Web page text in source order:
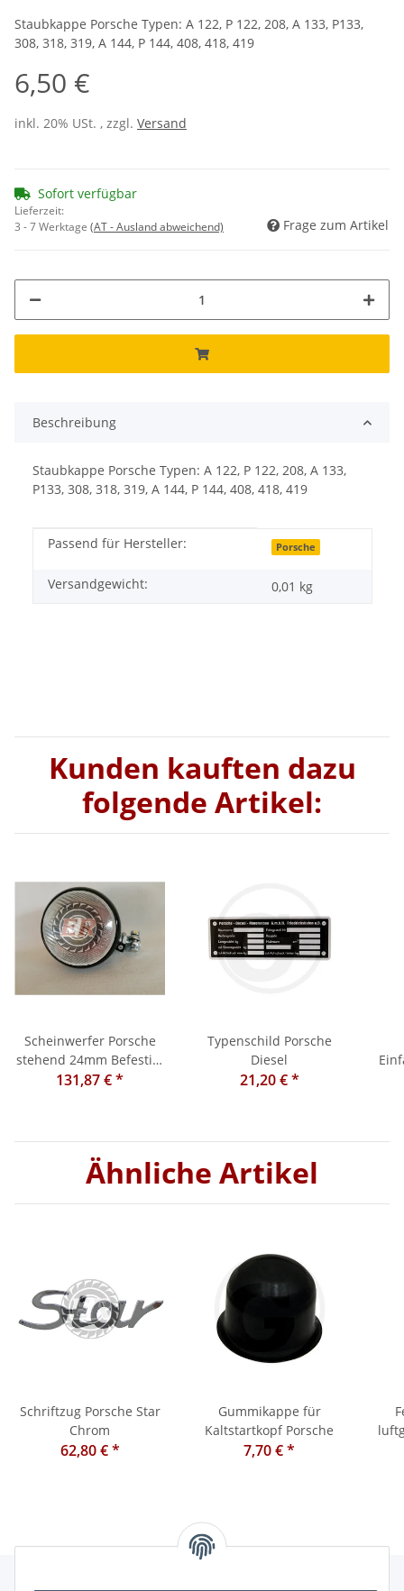
Staubkappe Porsche Typen: A 122, P 122, 208, A 133, P133,
308, 318, 319, A 144, P 144, 408, 418, 419
6,50 €
inkl. 20% USt. , zzgl. Versand
Sofort verfügbar
Lieferzeit:
3 - 7 Werktage (AT - Ausland abweichend) Frage zum Artikel
Beschreibung
Staubkappe Porsche Typen: A 122, P 122, 208, A 133,
P133, 308, 318, 319, A 144, P 144, 408, 418, 419
Produkteigenschaft
Wert
Passend für Hersteller: Porsche
Versandgewicht: 0,01 kg
Kunden kauften dazu
folgende Artikel:
Scheinwerfer Porsche
stehend 24mm Befestig.
130mm Lichtaus.
131,87 €*
Typenschild Porsche
Diesel
21,20 €*
Ähnliche Artikel
Schriftzug Porsche Star
Chrom
62,80 €*
Gummikappe für
Kaltstartkopf Porsche
7,70 €*